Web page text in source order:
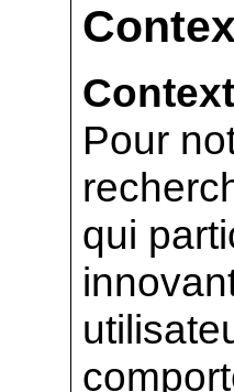
Pour
qui